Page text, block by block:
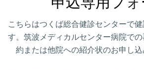
こちらはつくば総合健診センターで
す。筑波メディカルセンター病院で
約または他院への紹介状のお申し込